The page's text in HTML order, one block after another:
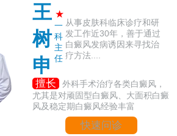
王
树
申
★
一
科
主
任
从事皮肤科临床诊疗和研
发工作近30年，善于通过
白癜风发病诱因来寻找治
疗方法....
擅长
外科手术治疗各类白癜风，
尤其是对顽固型白癜风、大面积白癜
风及稳定期白癜风经验丰富
快速问诊